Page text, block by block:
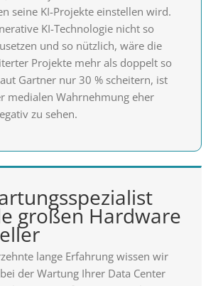
seine KI-Projekte einstellen wird.
KI-Technologie nicht so
und so nützlich, wäre die
Projekte mehr als doppelt so
Gartner nur 30 % scheitern, ist
medialen Wahrnehmung eher
zu sehen.
großen Hardware
lange Erfahrung wissen wir
der Wartung Ihrer Data Center